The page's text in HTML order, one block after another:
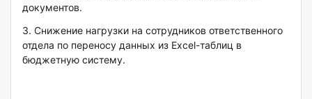
документов.
3. Снижение нагрузки на сотрудников ответственного
отдела по переносу данных из Excel-таблиц в
бюджетную систему.